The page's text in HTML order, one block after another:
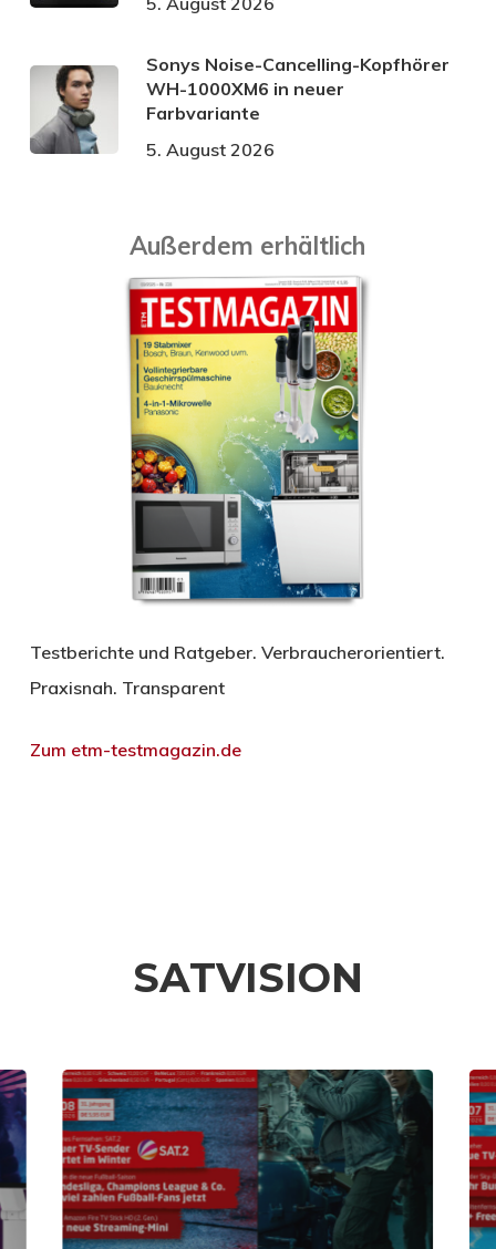
Sonys Noise-Cancelling-Kopfhörer
WH-1000XM6 in neuer
Farbvariante
5. August 2026
Außerdem erhältlich
Testberichte und Ratgeber. Verbraucherorientiert.
Praxisnah. Transparent
Zum etm-testmagazin.de
SATVISION